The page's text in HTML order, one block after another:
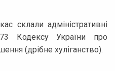
склали адміністративні
Кодексу України про
(дрібне хуліганство).